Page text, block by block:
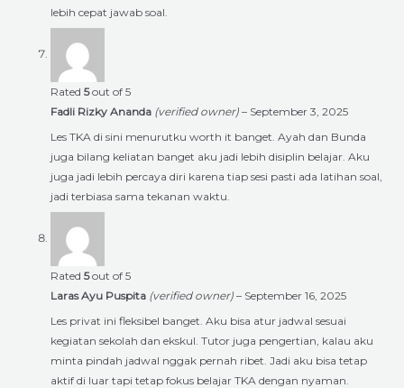
lebih cepat jawab soal.
Rated 5out of 5
Fadli Rizky Ananda (verified owner) – September 3, 2025
Les TKA di sini menurutku worth it banget. Ayah dan Bunda
juga bilang keliatan banget aku jadi lebih disiplin belajar. Aku
juga jadi lebih percaya diri karena tiap sesi pasti ada latihan soal,
jadi terbiasa sama tekanan waktu.
Rated 5out of 5
Laras Ayu Puspita (verified owner) – September 16, 2025
Les privat ini fleksibel banget. Aku bisa atur jadwal sesuai
kegiatan sekolah dan ekskul. Tutor juga pengertian, kalau aku
minta pindah jadwal nggak pernah ribet. Jadi aku bisa tetap
aktif di luar tapi tetap fokus belajar TKA dengan nyaman.